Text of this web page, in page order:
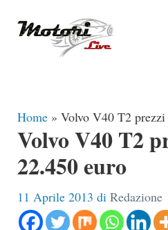
Home » Volvo V40 T2
Volvo V40 T2
22.450 euro
11 Aprile 2013 di Redazione